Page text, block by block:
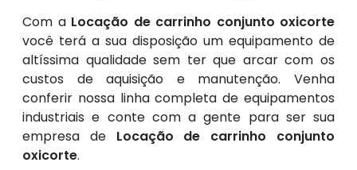
Com a Locação de carrinho conjunto oxicorte
você terá a sua disposição um equipamento de
altíssima qualidade sem ter que arcar com os
custos de aquisição e manutenção. Venha
conferir nossa linha completa de equipamentos
industriais e conte com a gente para ser sua
empresa de Locação de carrinho conjunto
oxicorte.